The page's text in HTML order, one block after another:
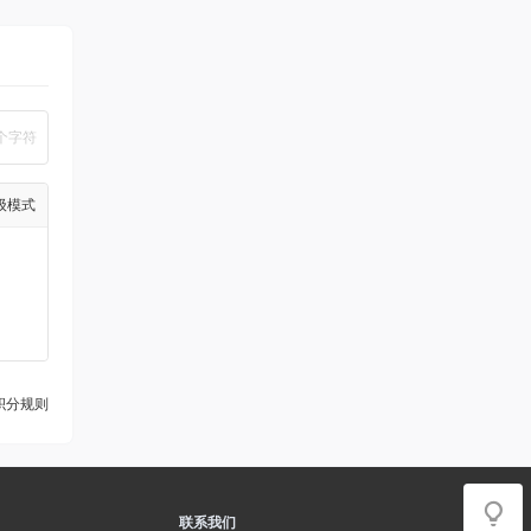
字符
模式
分规则
联系我们